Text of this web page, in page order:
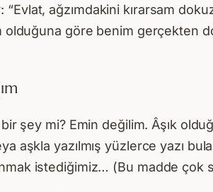
ağzımdakini kırarsam
olduğuna göre benim gerçekten
bir şey mi? Emin değilim. Âşık
aşkla yazılmış yüzlerce yazı
istediğimiz… (Bu madde çok